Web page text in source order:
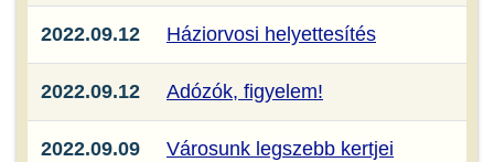
2022.09.12 Háziorvosi helyettesítés
2022.09.12 Adózók, figyelem!
2022.09.09 Városunk legszebb kertjei